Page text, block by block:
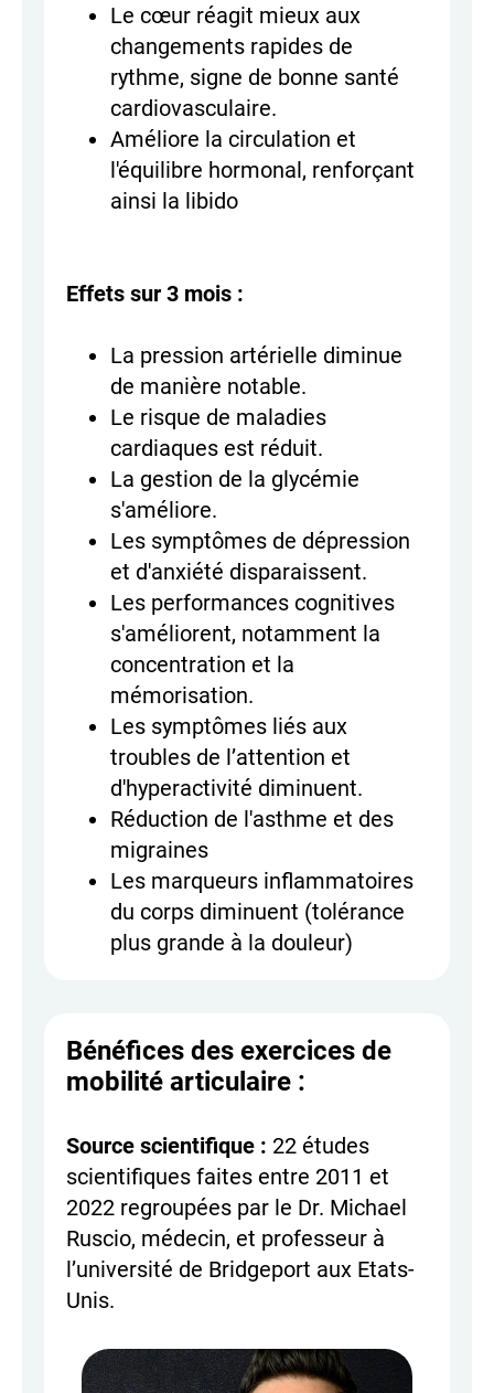
Le cœur réagit mieux aux
changements rapides de
rythme, signe de bonne santé
cardiovasculaire.
Améliore la circulation et
l'équilibre hormonal, renforçant
ainsi la libido
Effets sur 3 mois :
La pression artérielle diminue
de manière notable.
Le risque de maladies
cardiaques est réduit.
La gestion de la glycémie
s'améliore.
Les symptômes de dépression
et d'anxiété disparaissent.
Les performances cognitives
s'améliorent, notamment la
concentration et la
mémorisation.
Les symptômes liés aux
troubles de l’attention et
d'hyperactivité diminuent.
Réduction de l'asthme et des
migraines
Les marqueurs inflammatoires
du corps diminuent (tolérance
plus grande à la douleur)
Bénéfices des exercices de
mobilité articulaire :
Source scientifique : 22 études
scientifiques faites entre 2011 et
2022 regroupées par le Dr. Michael
Ruscio, médecin, et professeur à
l’université de Bridgeport aux Etats-
Unis.